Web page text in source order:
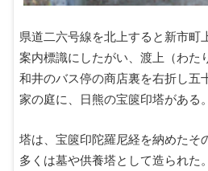
県道二六号線を北上すると新市町
案内標識にしたがい、渡上（わた
和井のバス停の商店裏を右折し五
家の庭に、日熊の宝篋印塔がある。
塔は、宝篋印陀羅尼経を納めたそ
多くは墓や供養塔として造られた